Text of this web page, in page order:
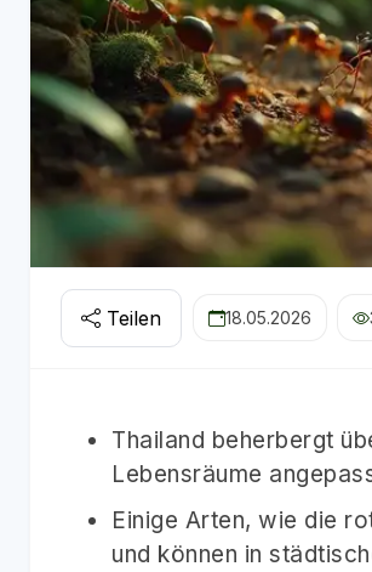
Teilen 18.05.2026
Thailand beherbergt
Lebensräume
Einige Arten, wie die
und können in